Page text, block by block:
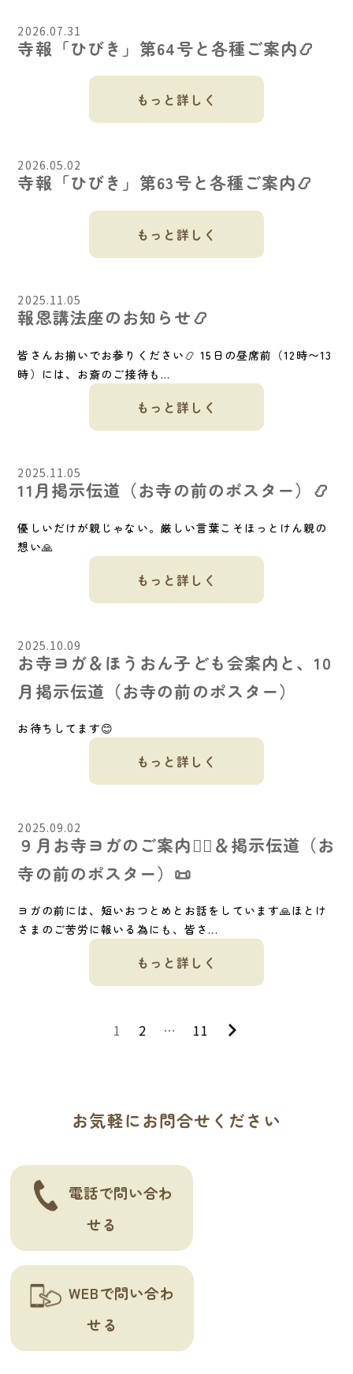
2026.07.31
寺報「ひびき」第64号と各種ご案内📿
もっと詳しく
2026.05.02
寺報「ひびき」第63号と各種ご案内📿
もっと詳しく
2025.11.05
報恩講法座のお知らせ📿
皆さんお揃いでお参りください📿 15日の昼席前（12時〜13
時）には、お斎のご接待も...
もっと詳しく
2025.11.05
11月掲示伝道（お寺の前のポスター）📿
優しいだけが親じゃない。厳しい言葉こそほっとけん親の
想い🙏
もっと詳しく
2025.10.09
お寺ヨガ＆ほうおん子ども会案内と、10
月掲示伝道（お寺の前のポスター）
お待ちしてます😊
もっと詳しく
2025.09.02
９月お寺ヨガのご案内🧘‍♀️＆掲示伝道（お
寺の前のポスター）📜
ヨガの前には、短いおつとめとお話をしています🙏ほとけ
さまのご苦労に報いる為にも、皆さ...
もっと詳しく
ジ
1 2 … 11
次
ジ
お気軽にお問合せください
電話で問い合わ
せる
WEBで問い合わ
せる